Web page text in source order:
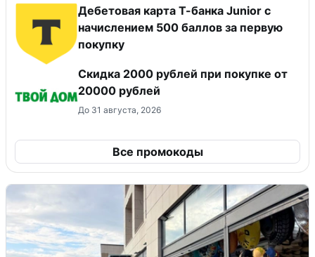
Дебетовая карта Т-банка Junior c
начислением 500 баллов за первую
покупку
Скидка 2000 рублей при покупке от
20000 рублей
До 31 августа, 2026
Все промокоды